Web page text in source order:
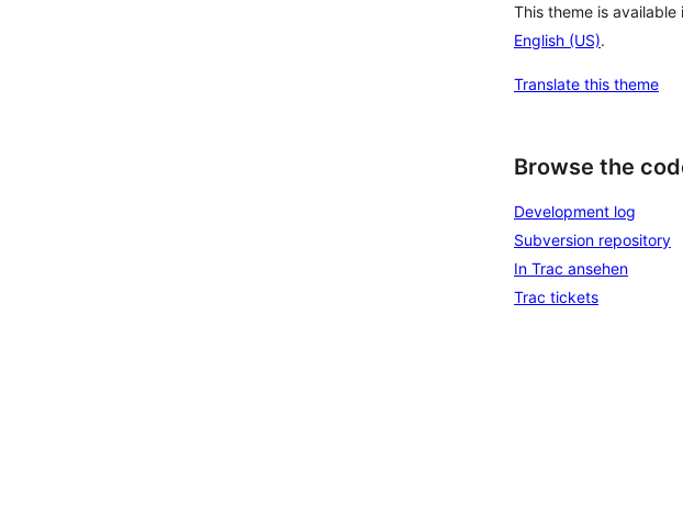
This theme is
English (US).
Translate this theme
Browse the
Development log
Subversion repository
In Trac ansehen
Trac tickets